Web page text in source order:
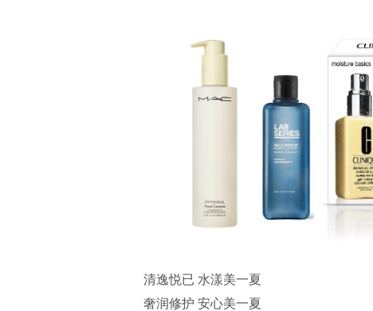
清逸悦已 水漾美一夏
奢润修护 安心美一夏